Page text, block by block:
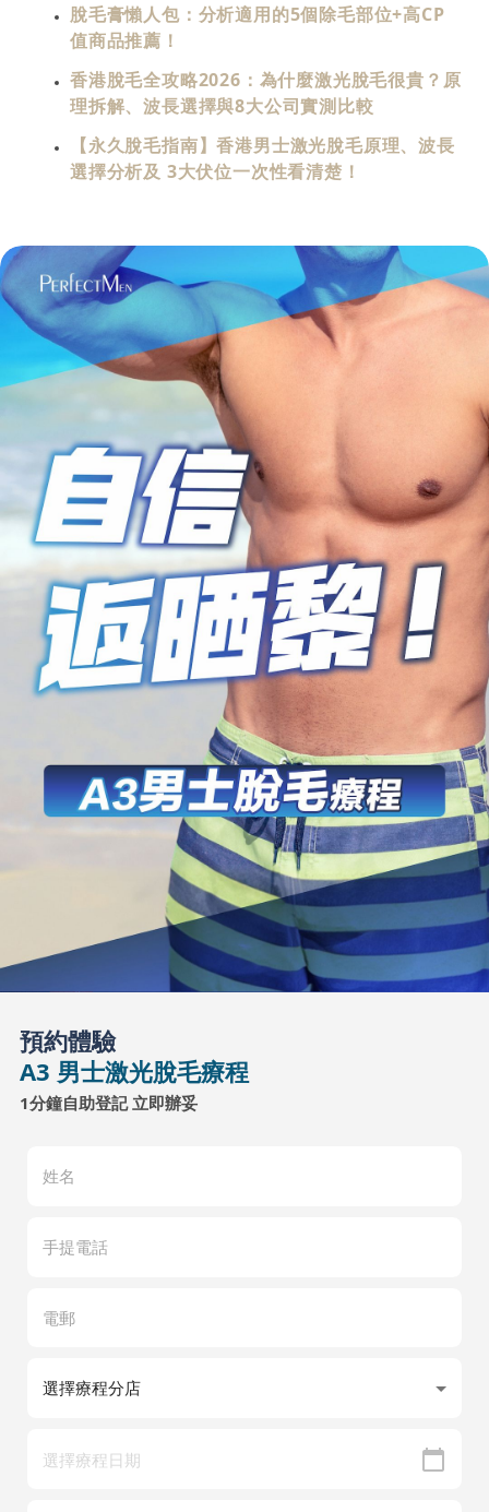
脫毛膏懶人包：分析適用的5個除毛部位+高CP
值商品推薦！
香港脫毛全攻略2026：為什麼激光脫毛很貴？原
理拆解、波長選擇與8大公司實測比較
【永久脫毛指南】香港男士激光脫毛原理、波長
選擇分析及 3大伏位一次性看清楚！
預約體驗
A3 男士激光脫毛療程
1分鐘自助登記 立即辦妥